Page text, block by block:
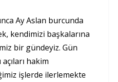
Ay Aslan burcunda
kendimizi başkalarına
bir gündeyiz. Gün
hakim
işlerde ilerlemekte